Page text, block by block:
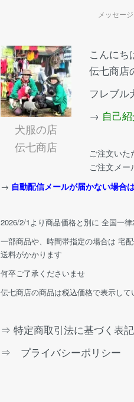
メッセージ
犬服の店
伝七商店
こんにち
伝七商店
フレブル
→ 自己
ご注文いた
ご注文メー
→ 自動配信メールが届かない場合
2026/2/1より商品価格と別に 全国一
一部商品や、時間帯指定の場合は 宅
送料がかかります
何卒ご了承くださいませ
伝七商店の商品は税込価格で表示して
⇒ 特定商取引法に基づく表記
⇒ プライバシーポリシー